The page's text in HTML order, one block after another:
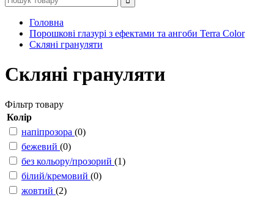
Головна
Порошкові глазурі з ефектами та ангоби Terra Color
Скляні грануляти
Скляні грануляти
Фільтр товару
Колір
напіпрозора (0)
бежевий (0)
без кольору/прозорий (1)
білий/кремовий (0)
жовтий (2)